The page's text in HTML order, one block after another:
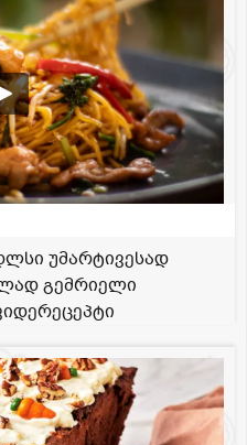
უმარტივესად
გემრიელი